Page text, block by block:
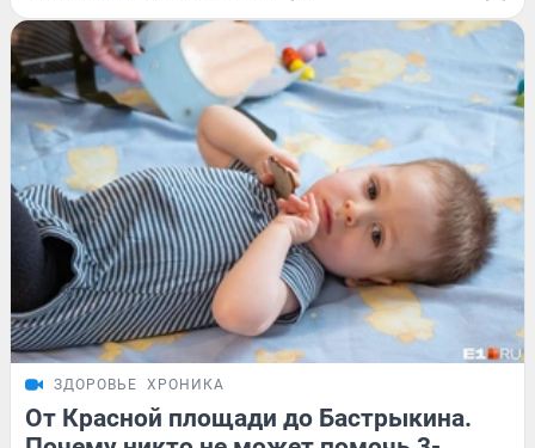
ЗДОРОВЬЕ ХРОНИКА
От Красной площади до Бастрыкина.